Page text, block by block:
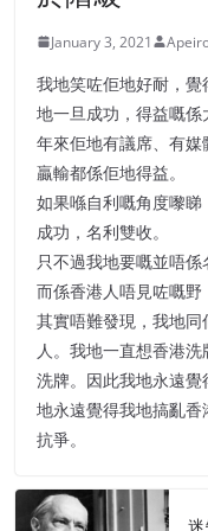
January 3, 2021
我地笑咗佢地好耐，
地一旦成功，得益嘅
年來佢地有議席、有媒
贏輸都係佢地得益。
如果喺自利嘅角度嚟
成功，名利雙收。
只不過我地要嘅並唔係
而係香港人唔見咗嘅野
其實唔難發現，我地
人。我地一直想香港
洗牌。因此我地永遠
地永遠覺得我地搞亂
抗爭。